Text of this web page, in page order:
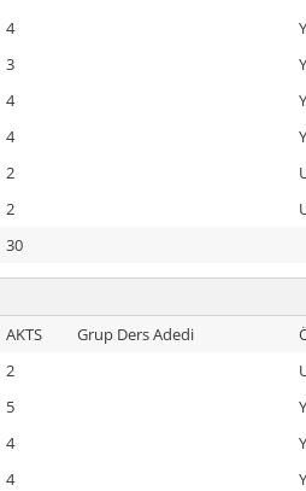
4
3
4
4
2
2
30
AKTS Grup Ders Adedi
2
5
4
4